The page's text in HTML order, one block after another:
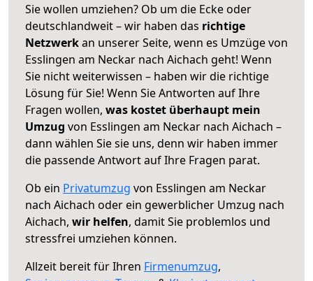
Sie wollen umziehen? Ob um die Ecke oder
deutschlandweit – wir haben das richtige
Netzwerkan unserer Seite, wenn es Umzüge von
Esslingen am Neckar nach Aichach geht! Wenn
Sie nicht weiterwissen – haben wir die richtige
Lösung für Sie! Wenn Sie Antworten auf Ihre
Fragen wollen, was kostet überhaupt mein
Umzug von Esslingen am Neckar nach Aichach –
dann wählen Sie sie uns, denn wir haben immer
die passende Antwort auf Ihre Fragen parat.
Ob ein Privatumzug von Esslingen am Neckar
nach Aichach oder ein gewerblicher Umzug nach
Aichach, wir helfen, damit Sie problemlos und
stressfrei umziehen können.
Allzeit bereit für Ihren Firmenumzug,